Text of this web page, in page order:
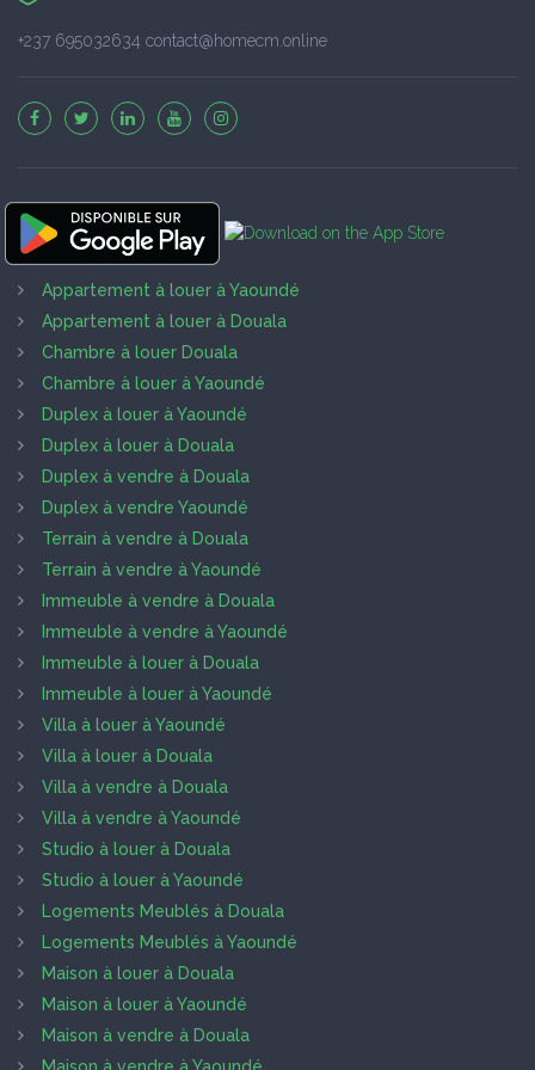
+237 695032634 contact@homecm.online
Appartement à louer à Yaoundé
Appartement à louer à Douala
Chambre à louer Douala
Chambre à louer à Yaoundé
Duplex à louer à Yaoundé
Duplex à louer à Douala
Duplex à vendre à Douala
Duplex à vendre Yaoundé
Terrain à vendre à Douala
Terrain à vendre à Yaoundé
Immeuble à vendre à Douala
Immeuble à vendre à Yaoundé
Immeuble à louer à Douala
Immeuble à louer à Yaoundé
Villa à louer à Yaoundé
Villa à louer à Douala
Villa à vendre à Douala
Villa à vendre à Yaoundé
Studio à louer à Douala
Studio à louer à Yaoundé
Logements Meublés à Douala
Logements Meublés à Yaoundé
Maison à louer à Douala
Maison à louer à Yaoundé
Maison à vendre à Douala